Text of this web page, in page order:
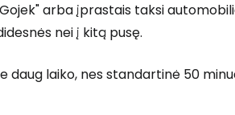
arba įprastais taksi
nei į kitą pusę.
daug laiko, nes standartinė 50